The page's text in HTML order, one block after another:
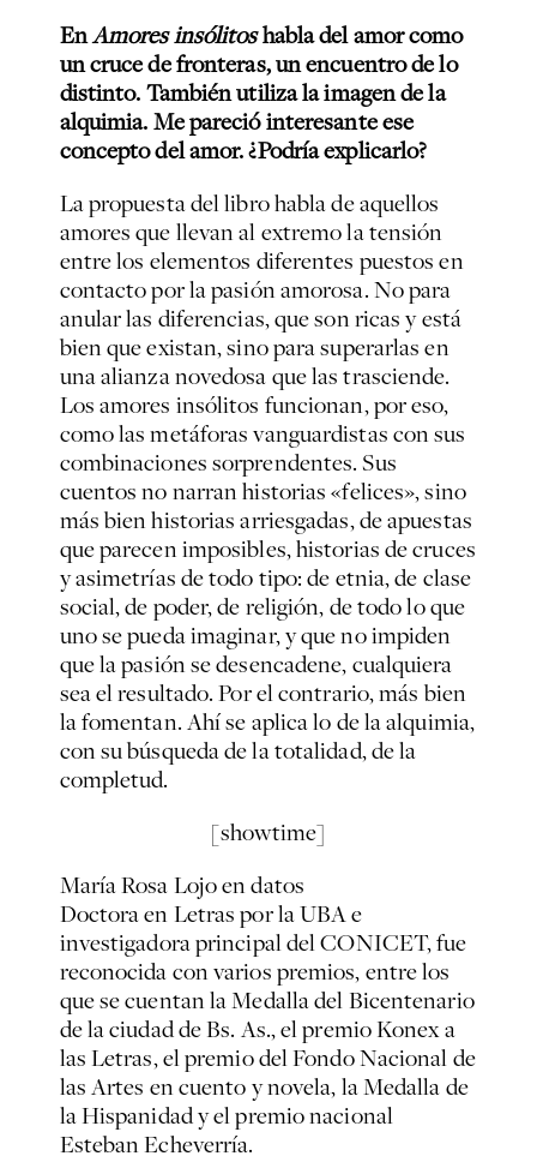
EnAmores insólitoshabla del amor como
un cruce de fronteras, un encuentro de lo
distinto. También utiliza la imagen de la
alquimia. Me pareció interesante ese
concepto del amor. ¿Podría explicarlo?
La propuesta del libro habla de aquellos
amores que llevan al extremo la tensión
entre los elementos diferentes puestos en
contacto por la pasión amorosa. No para
anular las diferencias, que son ricas y está
bien que existan, sino para superarlas en
una alianza novedosa que las trasciende.
Los amores insólitos funcionan, por eso,
como las metáforas vanguardistas con sus
combinaciones sorprendentes. Sus
cuentos no narran historias «felices», sino
más bien historias arriesgadas, de apuestas
que parecen imposibles, historias de cruces
y asimetrías de todo tipo: de etnia, de clase
social, de poder, de religión, de todo lo que
uno se pueda imaginar, y que no impiden
que la pasión se desencadene, cualquiera
sea el resultado. Por el contrario, más bien
la fomentan. Ahí se aplica lo de la alquimia,
con su búsqueda de la totalidad, de la
completud.
[showtime]
María Rosa Lojo en datos
Doctora en Letras por la UBA e
investigadora principal del CONICET, fue
reconocida con varios premios, entre los
que se cuentan la Medalla del Bicentenario
de la ciudad de Bs. As., el premio Konex a
las Letras, el premio del Fondo Nacional de
las Artes en cuento y novela, la Medalla de
la Hispanidad y el premio nacional
Esteban Echeverría.